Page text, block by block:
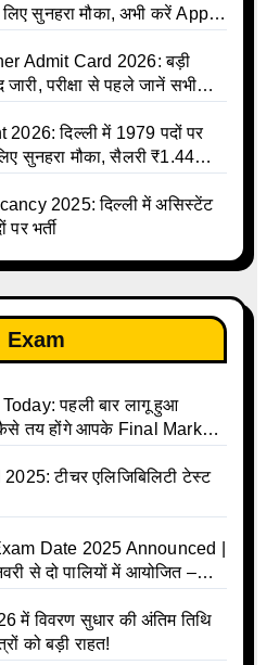
सुनहरा मौका, अभी करें Apply
Admit Card 2026: बड़ी
परीक्षा से पहले जानें सभी
दिल्ली में 1979 पदों पर
सुनहरा मौका, सैलरी ₹1.44
2025: दिल्ली में असिस्टेंट
पर भर्ती
Exam
पहली बार लागू हुआ
तय होंगे आपके Final Marks
टीचर एलिजिबिलिटी टेस्ट
Date 2025 Announced |
से दो पालियों में आयोजित –
में विवरण सुधार की अंतिम तिथि
को बड़ी राहत!